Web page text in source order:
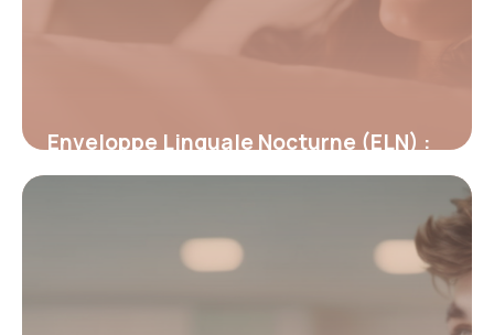
Enveloppe Linguale Nocturne (ELN) :
Révolution dans la rééducation